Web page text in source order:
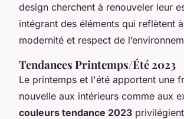
design cherchent à renouveler leur
intégrant des éléments qui reflètent
modernité et respect de
Tendances Printemps/Été 2023
Le printemps et l'été apportent une
nouvelle aux intérieurs comme aux
couleurs tendance 2023